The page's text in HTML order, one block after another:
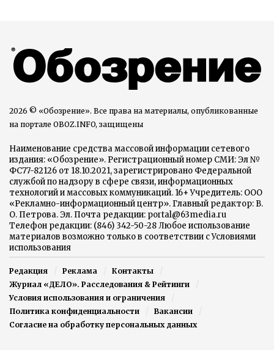
2026 © «Обозрение». Все права на материалы, опубликованные
на портале OBOZ.INFO, защищены
Наименование средства массовой информации сетевого
издания: «Обозрение». Регистрационный номер СМИ: Эл №
ФС77-82126 от 18.10.2021, зарегистрировано Федеральной
службой по надзору в сфере связи, информационных
технологий и массовых коммуникаций. 16+ Учредитель: ООО
«Рекламно-информационный центр». Главный редактор: В.
О. Петрова. Эл. Почта редакции: portal@63media.ru
Телефон редакции: (846) 342-50-28 Любое использование
материалов возможно только в соответствии с Условиями
использования
Редакция Реклама
Контакты
Журнал «ДЕЛО». Расследования & Рейтинги
Условия использования и ограничения
Политика конфиденциальности
Вакансии
Согласие на обработку персональных данных